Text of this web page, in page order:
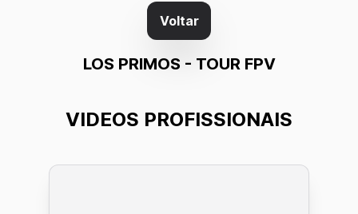
Voltar
LOS PRIMOS - TOUR FPV
VIDEOS PROFISSIONAIS